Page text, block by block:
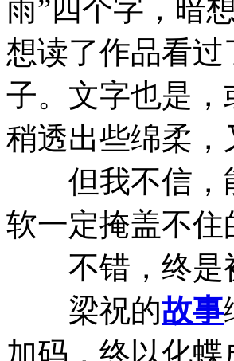
雨”四个字，暗
想读了作品看
子。文字也是
稍透出些绵柔
但我不信，能
软一定掩盖不住
不错，终是
梁祝的故事
加码，终以化